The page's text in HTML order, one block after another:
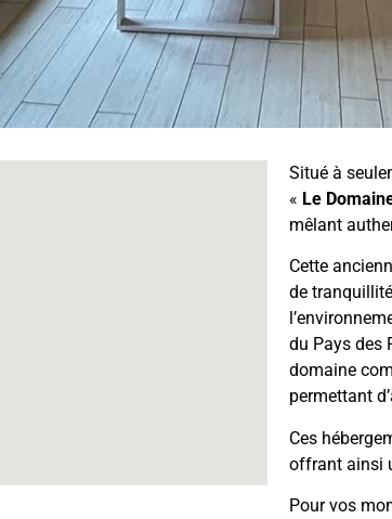
Situé à
« Le
mêlant
Cette
de
du Pays des
domaine
permettant
Ces
offrant ainsi
Pour vos